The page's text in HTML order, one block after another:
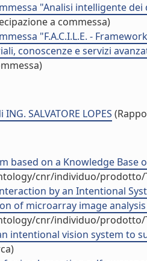
"Analisi intelligente dei
a commessa)
"F.A.C.I.L.E. -
conoscenze e servizi
SALVATORE LOPES
based on a Knowledge
cnr/individuo/prodotto/
by an Intentional
of microarray image
cnr/individuo/prodotto/
intentional vision system to